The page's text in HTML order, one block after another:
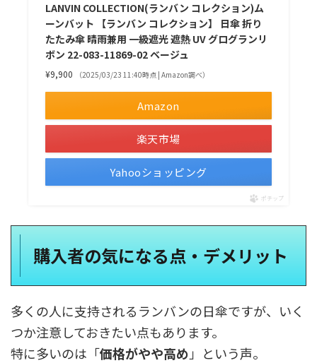
LANVIN COLLECTION(ランバン コレクション)ム
ーンバット 【ランバン コレクション】 日傘 折り
たたみ傘 晴雨兼用 一級遮光 遮熱 UV グログランリ
ボン 22-083-11869-02 ベージュ
¥9,900 （2025/03/23 11:40時点 | Amazon調べ）
Amazon
楽天市場
Yahooショッピング
ポチップ
購入者の気になる点・デメリット
多くの人に支持されるランバンの日傘ですが、いく
つか注意しておきたい点もあります。
特に多いのは「価格がやや高め 」という声。